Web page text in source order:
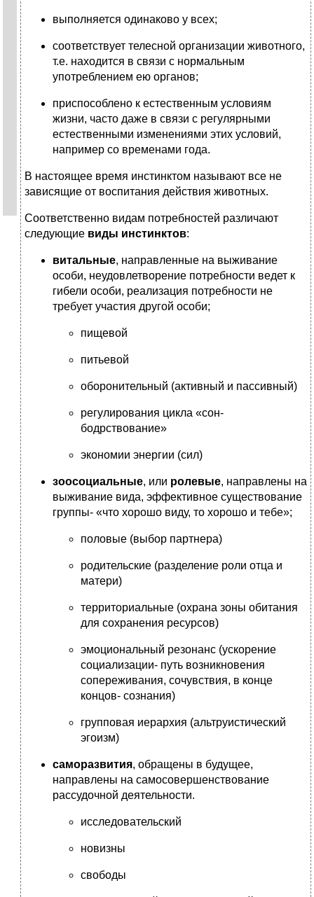
выполняется одинаково у всех;
соответствует телесной организации животного,
т.е. находится в связи с нормальным
употреблением ею органов;
приспособлено к естественным условиям
жизни, часто даже в связи с регулярными
естественными изменениями этих условий,
например со временами года.
В настоящее время инстинктом называют все не
зависящие от воспитания действия животных.
Соответственно видам потребностей различают
следующие виды инстинктов:
витальные, направленные на выживание
особи, неудовлетворение потребности ведет к
гибели особи, реализация потребности не
требует участия другой особи;
пищевой
питьевой
оборонительный (активный и пассивный)
регулирования цикла «сон-
бодрствование»
экономии энергии (сил)
зоосоциальные, или ролевые, направлены на
выживание вида, эффективное существование
группы- «что хорошо виду, то хорошо и тебе»;
половые (выбор партнера)
родительские (разделение роли отца и
матери)
территориальные (охрана зоны обитания
для сохранения ресурсов)
эмоциональный резонанс (ускорение
социализации- путь возникновения
сопереживания, сочувствия, в конце
концов- сознания)
групповая иерархия (альтруистический
эгоизм)
саморазвития, обращены в будущее,
направлены на самосовершенствование
рассудочной деятельности.
исследовательский
новизны
свободы